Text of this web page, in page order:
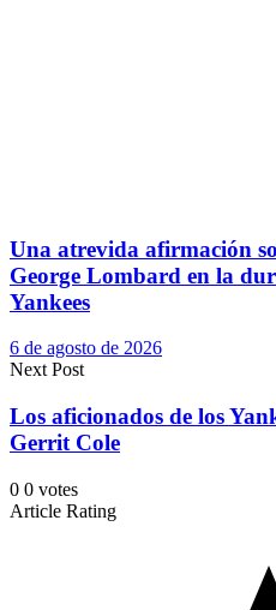
Una atrevida afirmación
George Lombard en la
Yankees
6 de agosto de 2026
Next Post
Los aficionados de los
Gerrit Cole
0 0 votes
Article Rating